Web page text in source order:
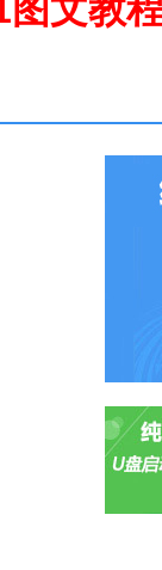
文教